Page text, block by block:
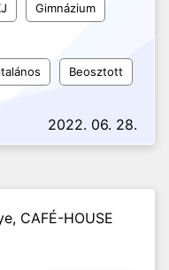
Gimnázium
Beosztott
2022. 06. 28.
CAFÉ-HOUSE